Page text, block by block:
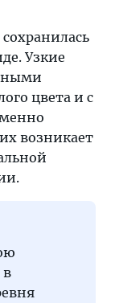
Узкие
цвета и с
возникает
в